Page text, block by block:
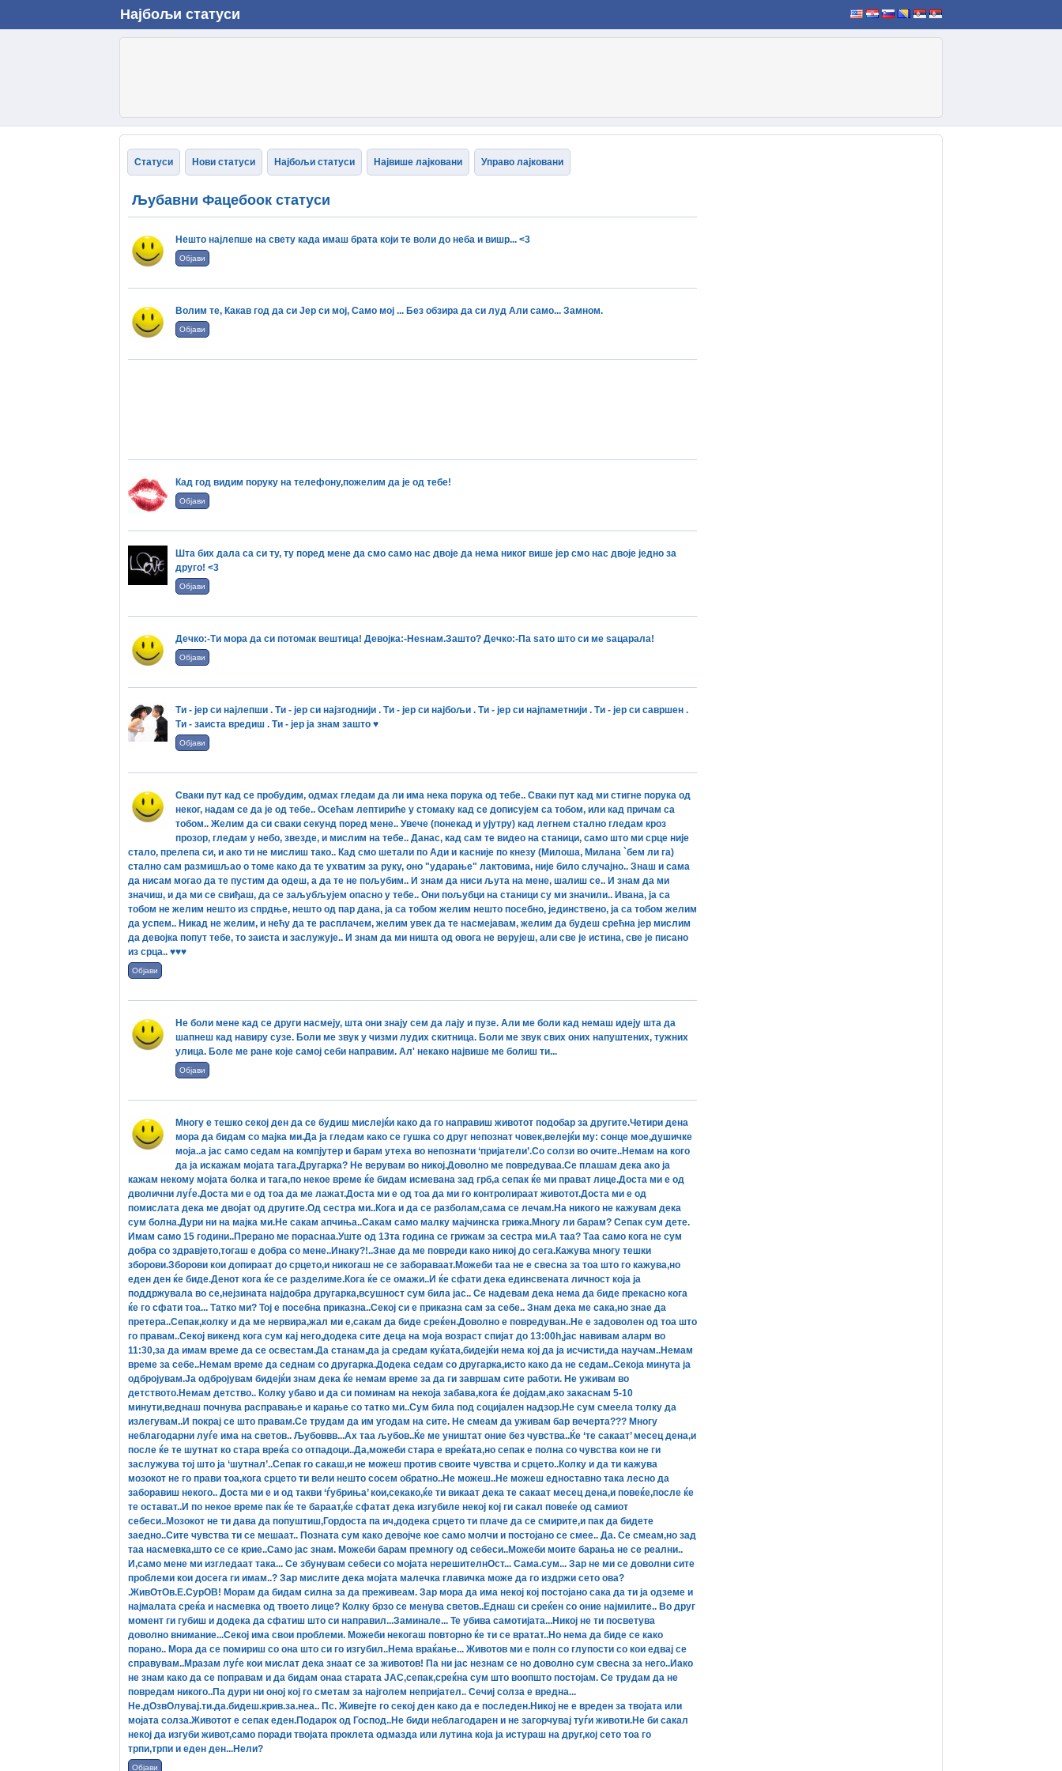
Најбољи статуси
Статуси Нови статуси Најбољи статуси Највише лајковани Управо лајковани
Љубавни Фацебоок статуси
Нешто најлепше на свету када имаш брата који те воли до неба и вишр... <3
Објави
Волим те, Какав год да си Јер си мој, Само мој ... Без обзира да си луд Али само... Замном.
Објави
Кад год видим поруку на телефону,пожелим да је од тебе!
Објави
Шта бих дала са си ту, ту поред мене да смо само нас двоје да нема никог више јер смо нас двоје једно за
друго! <3
Објави
Дечко:-Ти мора да си потомак вештица! Девојка:-Неѕнам.Зашто? Дечко:-Па ѕато што си ме ѕацарала!
Објави
Ти - јер си најлепши . Ти - јер си најзгоднији . Ти - јер си најбољи . Ти - јер си најпаметнији . Ти - јер си савршен .
Ти - заиста вредиш . Ти - јер ја знам зашто ♥
Објави
Сваки пут кад се пробудим, одмах гледам да ли има нека порука од тебе.. Сваки пут кад ми стигне порука од
неког, надам се да је од тебе.. Осећам лептириће у стомаку кад се дописујем са тобом, или кад причам са
тобом.. Желим да си сваки секунд поред мене.. Увече (понекад и ујутру) кад легнем стално гледам кроз
прозор, гледам у небо, звезде, и мислим на тебе.. Данас, кад сам те видео на станици, само што ми срце није
стало, прелепа си, и ако ти не мислиш тако.. Кад смо шетали по Ади и касније по кнезу (Милоша, Милана `бем ли га)
стално сам размишљао о томе како да те ухватим за руку, оно "ударање" лактовима, није било случајно.. Знаш и сама
да нисам могао да те пустим да одеш, а да те не пољубим.. И знам да ниси љута на мене, шалиш се.. И знам да ми
значиш, и да ми се свиђаш, да се заљубљујем опасно у тебе.. Они пољубци на станици су ми значили.. Ивана, ја са
тобом не желим нешто из спрдње, нешто од пар дана, ја са тобом желим нешто посебно, јединствено, ја са тобом желим
да успем.. Никад не желим, и нећу да те расплачем, желим увек да те насмејавам, желим да будеш срећна јер мислим
да девојка попут тебе, то заиста и заслужује.. И знам да ми ништа од овога не верујеш, али све је истина, све је писано
из срца.. ♥♥♥
Објави
Не боли мене кад се други насмеју, шта они знају сем да лају и пузе. Али ме боли кад немаш идеју шта да
шапнеш кад навиру сузе. Боли ме звук у чизми лудих скитница. Боли ме звук свих оних напуштених, тужних
улица. Боле ме ране које самој себи направим. Ал' некако највише ме болиш ти...
Објави
Многу е тешко секој ден да се будиш мислејќи како да го направиш животот подобар за другите.Четири дена
мора да бидам со мајка ми.Да ја гледам како се гушка со друг непознат човек,велејќи му: сонце мое,душичке
моја..а јас само седам на компјутер и барам утеха во непознати ‘пријатели’.Со солзи во очите..Немам на кого
да ја искажам мојата тага.Другарка? Не верувам во никој.Доволно ме повредуваа.Се плашам дека ако ја
кажам некому мојата болка и тага,по некое време ќе бидам исмевана зад грб,а сепак ќе ми прават лице.Доста ми е од
дволични луѓе.Доста ми е од тоа да ме лажат.Доста ми е од тоа да ми го контролираат животот.Доста ми е од
помислата дека ме двојат од другите.Од сестра ми..Кога и да се разболам,сама се лечам.На никого не кажувам дека
сум болна.Дури ни на мајка ми.Не сакам апчиња..Сакам само малку мајчинска грижа.Многу ли барам? Сепак сум дете.
Имам само 15 години..Прерано ме пораснаа.Уште од 13та година се грижам за сестра ми.А таа? Таа само кога не сум
добра со здравјето,тогаш е добра со мене..Инаку?!..Знае да ме повреди како никој до сега.Кажува многу тешки
зборови.Зборови кои допираат до срцето,и никогаш не се забораваат.Можеби таа не е свесна за тоа што го кажува,но
еден ден ќе биде.Денот кога ќе се разделиме.Кога ќе се омажи..И ќе сфати дека единсвената личност која ја
поддржувала во се,нејзината најдобра другарка,всушност сум била јас.. Се надевам дека нема да биде прекасно кога
ќе го сфати тоа... Татко ми? Тој е посебна приказна..Секој си е приказна сам за себе.. Знам дека ме сака,но знае да
претера..Сепак,колку и да ме нервира,жал ми е,сакам да биде среќен.Доволно е повредуван..Не е задоволен од тоа што
го правам..Секој викенд кога сум кај него,додека сите деца на моја возраст спијат до 13:00h,јас навивам аларм во
11:30,за да имам време да се освестам.Да станам,да ја средам куќата,бидејќи нема кој да ја исчисти,да научам..Немам
време за себе..Немам време да седнам со другарка.Додека седам со другарка,исто како да не седам..Секоја минута ја
одбројувам.Ја одбројувам бидејќи знам дека ќе немам време за да ги завршам сите работи. Не уживам во
детството.Немам детство.. Колку убаво и да си поминам на некоја забава,кога ќе дојдам,ако закаснам 5-10
минути,веднаш почнува расправање и карање со татко ми..Сум била под социјален надзор.Не сум смеела толку да
излегувам..И покрај се што правам.Се трудам да им угодам на сите. Не смеам да уживам бар вечерта??? Многу
неблагодарни луѓе има на светов.. Љубоввв...Ах таа љубов..Ќе ме уништат оние без чувства..Ќе ‘те сакаат’ месец дена,и
после ќе те шутнат ко стара вреќа со отпадоци..Да,можеби стара е вреќата,но сепак е полна со чувства кои не ги
заслужува тој што ја ‘шутнал’..Сепак го сакаш,и не можеш против своите чувства и срцето..Колку и да ти кажува
мозокот не го прави тоа,кога срцето ти вели нешто сосем обратно..Не можеш..Не можеш едноставно така лесно да
заборавиш некого.. Доста ми е и од такви ‘ѓубриња’ кои,секако,ќе ти викаат дека те сакаат месец дена,и повеќе,после ќе
те остават..И по некое време пак ќе те бараат,ќе сфатат дека изгубиле некој кој ги сакал повеќе од самиот
себеси..Мозокот не ти дава да попуштиш,Гордоста па ич,додека срцето ти плаче да се смирите,и пак да бидете
заедно..Сите чувства ти се мешаат.. Позната сум како девојче кое само молчи и постојано се смее.. Да. Се смеам,но зад
таа насмевка,што се се крие..Само јас знам. Можеби барам премногу од себеси..Можеби моите барања не се реални..
И,само мене ми изгледаат така... Се збунувам себеси со мојата нерешителнОст... Сама.сум... Зар не ми се доволни сите
проблеми кои досега ги имам..? Зар мислите дека мојата малечка главичка може да го издржи сето ова?
.ЖивОтОв.Е.СурОВ! Мoрам да бидам силна за да преживеам. Зар мора да има некој кој постојано сака да ти ја одземе и
најмалата среќа и насмевка од твоето лице? Колку брзо се менува светов..Еднаш си среќен со оние најмилите.. Во друг
момент ги губиш и додека да сфатиш што си направил...Заминале... Те убива самотијата...Никој не ти посветува
доволно внимание...Секој има свои проблеми. Можеби некогаш повторно ќе ти се вратат..Но нема да биде се како
порано.. Мора да се помириш со она што си го изгубил..Нема враќање... Животов ми е полн со глупости со кои едвај се
справувам..Мразам луѓе кои мислат дека знаат се за животов! Па ни јас незнам се но доволно сум свесна за него..Иако
не знам како да се поправам и да бидам онаа старата ЈАС,сепак,среќна сум што воопшто постојам. Се трудам да не
повредам никого..Па дури ни оној кој го сметам за најголем непријател.. Сечиј солза е вредна...
Не.дОзвОлувај.ти.да.бидеш.крив.за.неа.. Пс. Живејте го секој ден како да е последен.Никој не е вреден за твојата или
мојата солза.Животот е сепак еден.Подарок од Господ..Не биди неблагодарен и не загорчувај туѓи животи.Не би сакал
некој да изгуби живот,само поради твојата проклета одмазда или лутина која ја истураш на друг,кој сето тоа го
трпи,трпи и еден ден...Нели?
Објави